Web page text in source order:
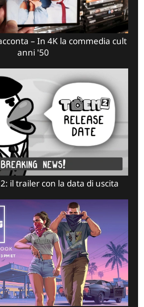
– In 4K la commedia cult
anni '50
il trailer con la data di uscita